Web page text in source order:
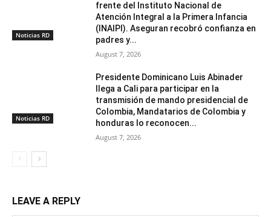
Noticias RD
frente del Instituto Nacional de
Atención Integral a la Primera Infancia
(INAIPI). Aseguran recobró confianza en
padres y...
August 7, 2026
Noticias RD
Presidente Dominicano Luis Abinader
llega a Cali para participar en la
transmisión de mando presidencial de
Colombia, Mandatarios de Colombia y
honduras lo reconocen...
August 7, 2026
LEAVE A REPLY